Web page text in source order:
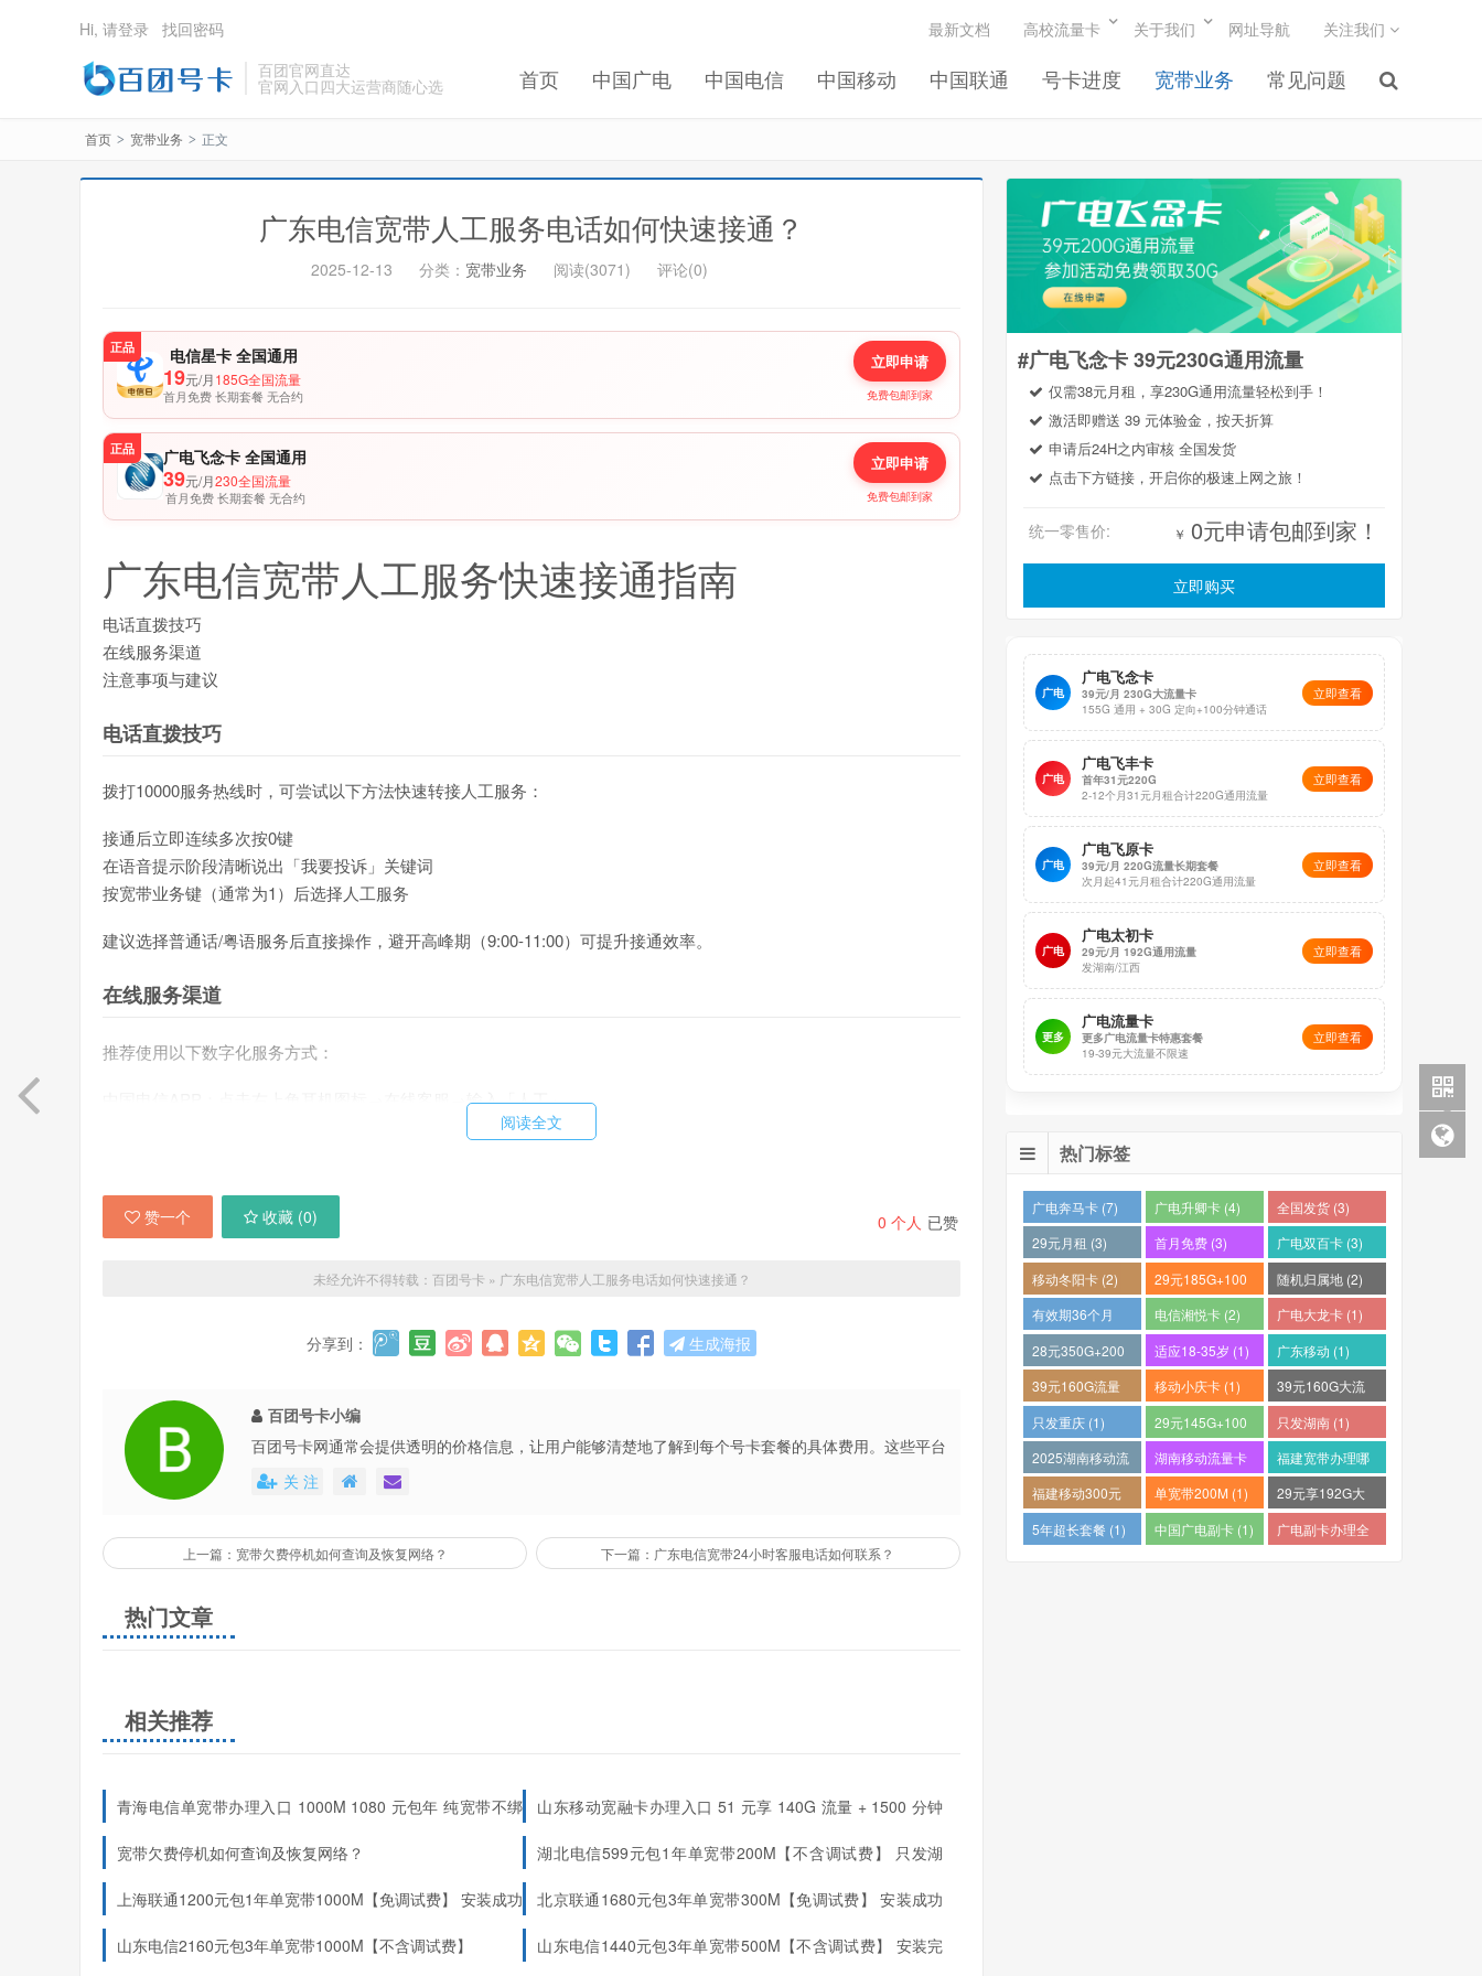
百团官网直达
官网入口四大运营商随心选 首页 中国广电 中国电信 中国移动 中国联通 号卡进度 宽带业务 常见问题
最新文档 高校流量卡 关于我们 网址导航 关注我们
Hi, 请登录 找回密码
首页 > 宽带业务 > 正文
广东电信宽带人工服务电话如何快速接通？
2025-12-13 分类： 宽带业务 阅读(3071) 评论(0)
正品 电信星卡 全国通用
19元/月185G全国流量
首月免费 长期套餐 无合约
立即申请
免费包邮到家
正品 广电飞念卡 全国通用
39元/月230全国流量
首月免费 长期套餐 无合约
立即申请
免费包邮到家
广东电信宽带人工服务快速接通指南
电话直拨技巧
在线服务渠道
注意事项与建议
电话直拨技巧
拨打10000服务热线时，可尝试以下方法快速转接人工服务：
接通后立即连续多次按0键
在语音提示阶段清晰说出「我要投诉」关键词
按宽带业务键（通常为1）后选择人工服务
建议选择普通话/粤语服务后直接操作，避开高峰期（9:00-11:00）可提升接通效率。
在线服务渠道
推荐使用以下数字化服务方式：
→输入「人工」
注意事项与建议
电话服务
24小时（人工8:00-22:00）
8:00-23:00
通过合理选择服务时段（推荐14:00-17:00）并灵活运用快捷键操作，可显著提升人工服务接通效率。建议优先使用在
⇩⇩⇩扫一扫申请⇩⇩⇩
阅读全文
0 个人 已赞
赞一个 收藏 (0)
未经允许不得转载： 百团号卡 » 广东电信宽带人工服务电话如何快速接通？
分享到： 生成海报
百团号卡小编
百团号卡网通常会提供透明的价格信息，让用户能够清楚地了解到每个号卡套餐的具体费用。这些平台
还会不定期地推出各种优惠活动，不仅提高了用户的购买体验，也促进了市场的公平竞争。
关 注
上一篇：宽带欠费停机如何查询及恢复网络？ 下一篇：广东电信宽带24小时客服电话如何联系？
热门文章
相关推荐
青海电信单宽带办理入口 1000M 1080 元包年 纯宽带不绑
山东移动宽融卡办理入口 51 元享 140G 流量 + 1500 分钟
宽带欠费停机如何查询及恢复网络？ 湖北电信599元包1年单宽带200M【不含调试费】 只发湖
上海联通1200元包1年单宽带1000M【免调试费】安装成功
北京联通1680元包3年单宽带300M【免调试费】安装成功
山东电信2160元包3年单宽带1000M【不含调试费】 山东电信1440元包3年单宽带500M【不含调试费】 安装完
#广电飞念卡 39元230G通用流量
仅需38元月租，享230G通用流量轻松到手！
激活即赠送 39 元体验金，按天折算
申请后24H之内审核 全国发货
点击下方链接，开启你的极速上网之旅！
￥ 0元申请包邮到家！
统一零售价:
立即购买
广电
广电飞念卡
39元/月 230G大流量卡
155G 通用 + 30G 定向+100分钟通话
立即查看
广电
广电飞丰卡
首年31元220G
2-12个月31元月租合计220G通用流量
立即查看
广电
广电飞原卡
39元/月 220G流量长期套餐
次月起41元月租合计220G通用流量
立即查看
广电
广电太初卡
29元/月 192G通用流量
发湖南/江西
立即查看
更多
广电流量卡
更多广电流量卡特惠套餐
19-39元大流量不限速
立即查看
热门标签
广电奔马卡 (7) 广电升卿卡 (4)
全国发货 (3)
29元月租 (3)
首月免费 (3)
广电双百卡 (3)
移动冬阳卡 (2)
29元185G+100
分钟 (2)
随机归属地 (2)
有效期36个月
(2)
电信湘悦卡 (2)
广电大龙卡 (1)
28元350G+200
分钟 (1)
适应18-35岁 (1)
广东移动 (1)
39元160G流量
卡 (1)
移动小庆卡 (1)
39元160G大流
量电话卡 (1)
只发重庆 (1)
29元145G+100
分钟 (1)
只发湖南 (1)
2025湖南移动流
量卡哪个好 (1)
湖南移动流量卡
推荐 (1)
福建宽带办理哪
个最便宜 (1)
福建移动300元
包1年 (1)
单宽带200M (1)
29元享192G大
流量 (1)
5年超长套餐 (1) 中国广电副卡 (1)
广电副卡办理全